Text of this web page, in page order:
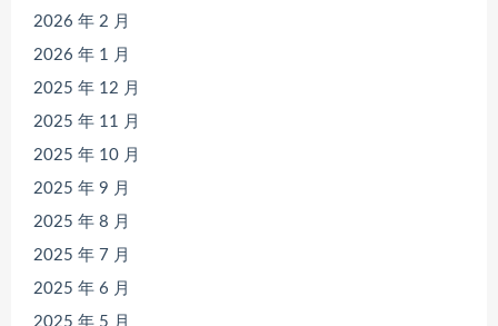
2026 年 2 月
2026 年 1 月
2025 年 12 月
2025 年 11 月
2025 年 10 月
2025 年 9 月
2025 年 8 月
2025 年 7 月
2025 年 6 月
2025 年 5 月